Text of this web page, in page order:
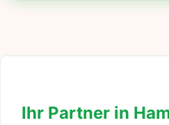
Ihr Partner in